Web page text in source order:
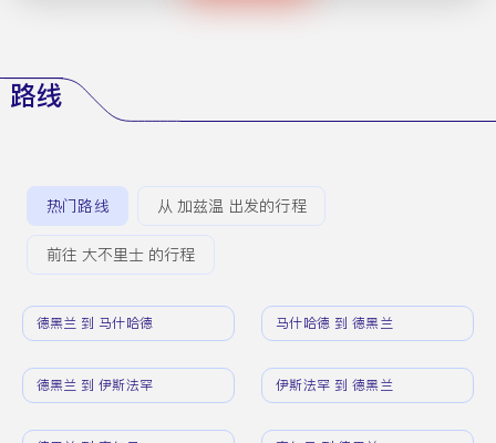
路线
热门路线 从 加兹温 出发的行程
前往 大不里士 的行程
德黑兰 到 马什哈德 马什哈德 到 德黑兰
德黑兰 到 伊斯法罕 伊斯法罕 到 德黑兰